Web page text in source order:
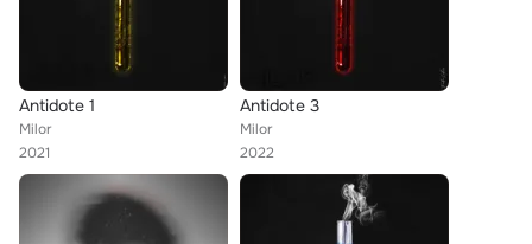
Antidote 1
Milor
2021
Antidote 3
Milor
2022